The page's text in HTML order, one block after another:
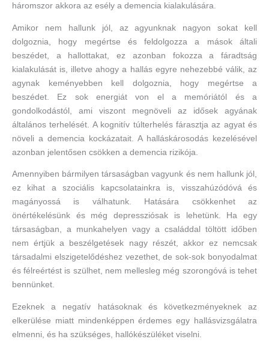
háromszor akkora az esély a demencia kialakulására.
Amikor nem hallunk jól, az agyunknak nagyon sokat kell
dolgoznia, hogy megértse és feldolgozza a mások általi
beszédet, a hallottakat, ez azonban fokozza a fáradtság
kialakulását is, illetve ahogy a hallás egyre nehezebbé válik, az
agynak keményebben kell dolgoznia, hogy megértse a
beszédet. Ez sok energiát von el a memóriától és a
gondolkodástól, ami viszont megnöveli az idősek agyának
általános terhelését. A kognitív túlterhelés fárasztja az agyat és
növeli a demencia kockázatait. A halláskárosodás kezelésével
azonban jelentősen csökken a demencia rizikója.
Amennyiben bármilyen társaságban vagyunk és nem hallunk jól,
ez kihat a szociális kapcsolatainkra is, visszahúzódóvá és
magányossá is válhatunk. Hatására csökkenhet az
önértékelésünk és még depressziósak is lehetünk. Ha egy
társaságban, a munkahelyen vagy a családdal töltött időben
nem értjük a beszélgetések nagy részét, akkor ez nemcsak
társadalmi elszigetelődéshez vezethet, de sok-sok bonyodalmat
és félreértést is szülhet, nem mellesleg még szorongóvá is tehet
bennünket.
Ezeknek a negatív hatásoknak és következményeknek az
elkerülése miatt mindenképpen érdemes egy hallásvizsgálatra
elmenni, és ha szükséges, hallókészüléket viselni.